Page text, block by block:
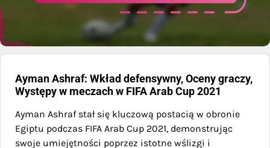
Ayman Ashraf: Wkład defensywny, Oceny graczy,
Występy w meczach w FIFA Arab Cup 2021
Ayman Ashraf stał się kluczową postacią w obronie
Egiptu podczas FIFA Arab Cup 2021, demonstrując
swoje umiejętności poprzez istotne wślizgi i